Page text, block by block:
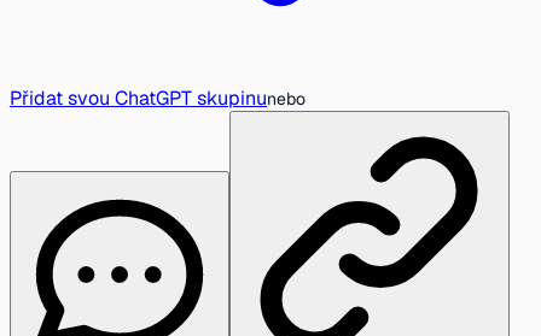
Přidat svou ChatGPT skupinunebo